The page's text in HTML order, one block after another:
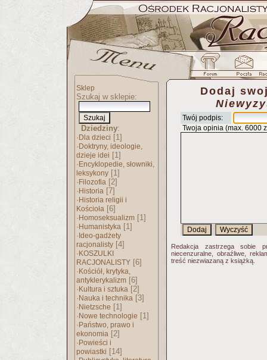
Sklep
Szukaj w sklepie:
Dziedziny:
· Dla dzieci [1]
· Doktryny, ideologie,
dzieje idei [1]
· Encyklopedie, słowniki,
leksykony [1]
· Filozofia [2]
· Historia [7]
· Historia religii i
Kościoła [6]
· Homoseksualizm [1]
· Humanistyka [1]
· Ideo-gadżety
racjonalisty [4]
· KOSZULKI
RACJONALISTY [6]
· Kościół, krytyka,
antyklerykalizm [6]
· Kultura i sztuka [2]
· Nauka i technika [3]
· Nietzsche [1]
· Nowe technologie [1]
· Państwo, prawo i
ekonomia [2]
· Powieści i
powiastki [14]
Dodaj
Twój podpis:
Twoja opinia (max. 6000
Redakcja zastrzega sobie
niecenzuralne, obraźliwe,
treść niezwiazaną z książką.